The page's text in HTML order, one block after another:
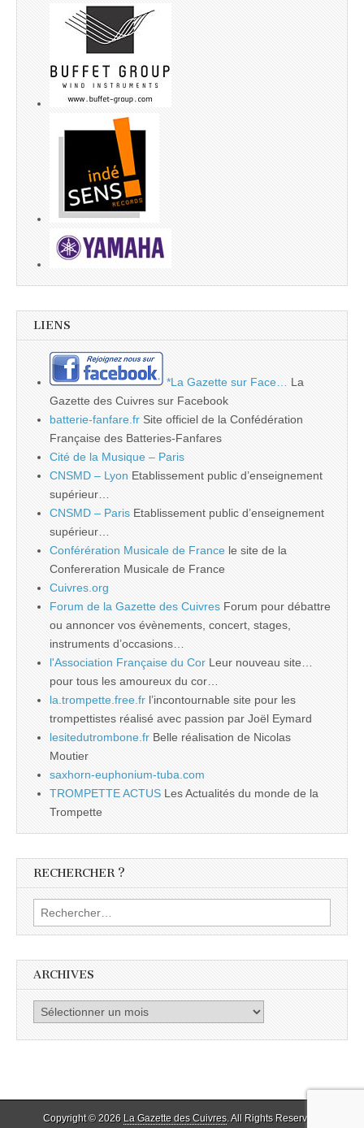
LIENS
*La Gazette sur Face…
La
Gazette des Cuivres sur Facebook
batterie-fanfare.fr Site officiel de la Confédération
Française des Batteries-Fanfares
Cité de la Musique – Paris
CNSMD – Lyon Etablissement public d’enseignement
supérieur…
CNSMD – Paris Etablissement public d’enseignement
supérieur…
Conférération Musicale de France le site de la
Confereration Musicale de France
Cuivres.org
Forum de la Gazette des Cuivres Forum pour débattre
ou annoncer vos évènements, concert, stages,
instruments d’occasions…
l'Association Française du Cor Leur nouveau site…
pour tous les amoureux du cor…
la.trompette.free.fr l’incontournable site pour les
trompettistes réalisé avec passion par Joël Eymard
lesitedutrombone.fr Belle réalisation de Nicolas
Moutier
saxhorn-euphonium-tuba.com
TROMPETTE ACTUS Les Actualités du monde de la
Trompette
RECHERCHER ?
Rechercher :
ARCHIVES
Archives
Copyright © 2026 La Gazette des Cuivres. All Rights Reserved.